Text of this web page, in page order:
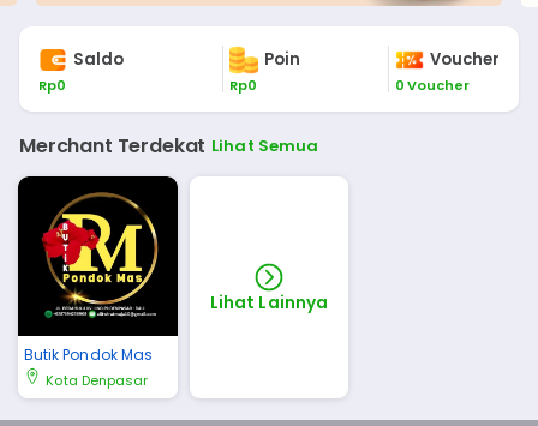
Saldo
Rp0
Poin
Rp0
Voucher
0 Voucher
Merchant Terdekat Lihat Semua
Butik Pondok Mas
Kota Denpasar
Lihat Lainnya